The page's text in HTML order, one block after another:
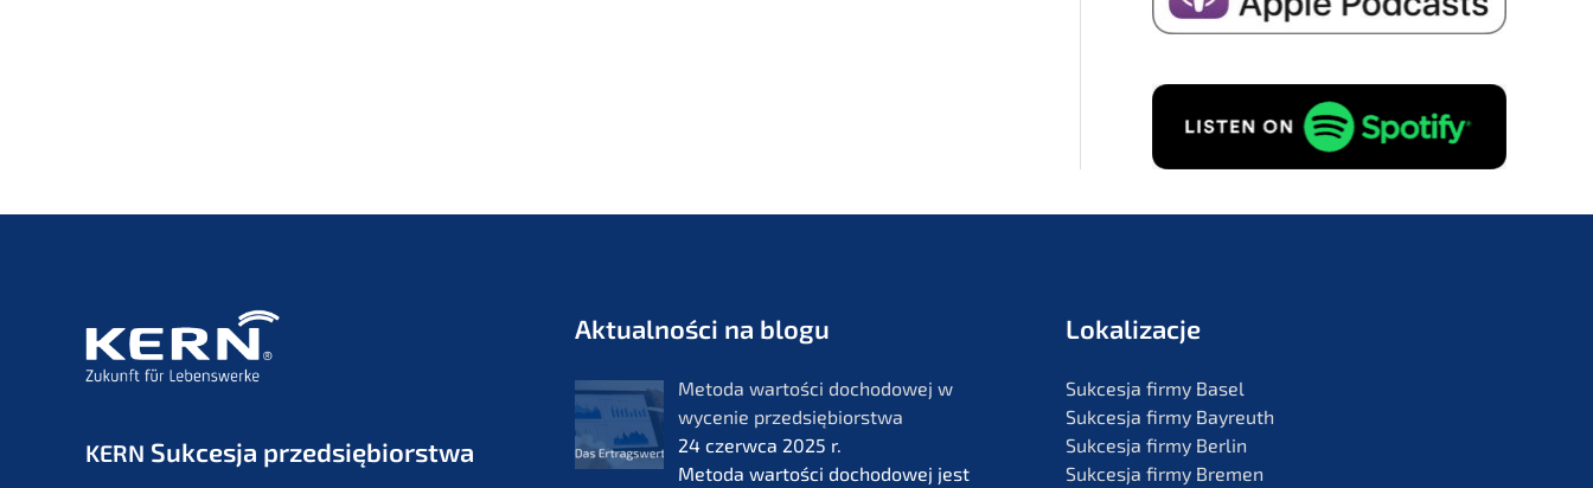
KERN Sukces­ja przedsiębiorstwa
Aktual­ności na blogu
Metoda wartości docho­do­wej w
wycenie przedsię­bi­orst­wa
24 czerw­ca 2025 r.
Metoda wartości docho­do­wej jest
Lokali­zac­je
Sukces­ja firmy Basel
Sukces­ja firmy Bayreuth
Sukces­ja firmy Berlin
Sukces­ja firmy Bremen